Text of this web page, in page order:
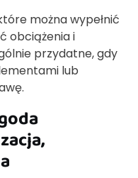
można wypełnić
obciążenia i
przydatne, gdy
lub